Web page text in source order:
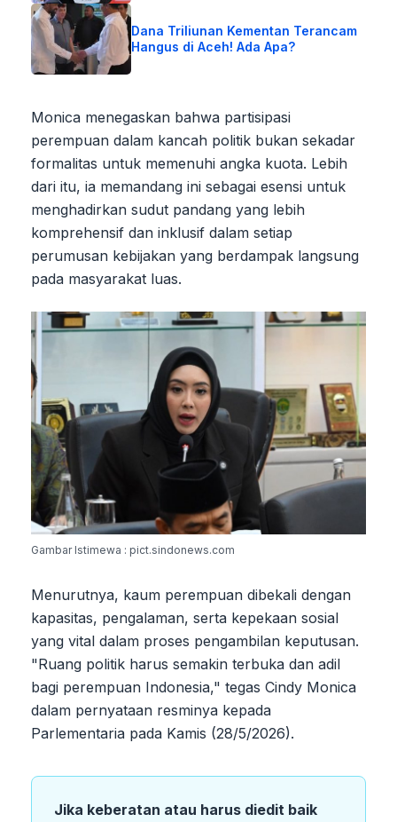
Dana Triliunan Kementan Terancam
Hangus di Aceh! Ada Apa?
Monica menegaskan bahwa partisipasi
perempuan dalam kancah politik bukan sekadar
formalitas untuk memenuhi angka kuota. Lebih
dari itu, ia memandang ini sebagai esensi untuk
menghadirkan sudut pandang yang lebih
komprehensif dan inklusif dalam setiap
perumusan kebijakan yang berdampak langsung
pada masyarakat luas.
Gambar Istimewa : pict.sindonews.com
Menurutnya, kaum perempuan dibekali dengan
kapasitas, pengalaman, serta kepekaan sosial
yang vital dalam proses pengambilan keputusan.
"Ruang politik harus semakin terbuka dan adil
bagi perempuan Indonesia," tegas Cindy Monica
dalam pernyataan resminya kepada
Parlementaria pada Kamis (28/5/2026).
Jika keberatan atau harus diedit baik